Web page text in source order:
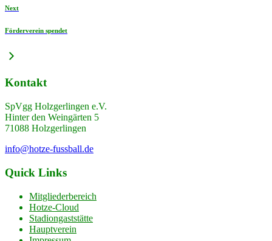
Next
Förderverein spendet
Kontakt
SpVgg Holzgerlingen e.V.
Hinter den Weingärten 5
71088 Holzgerlingen
info@hotze-fussball.de
Quick Links
Mitgliederbereich
Hotze-Cloud
Stadiongaststätte
Hauptverein